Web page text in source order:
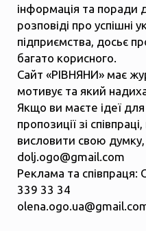
інформація та поради
розповіді про успішні
підприємства, досьє
багато корисного.
Сайт «РІВНЯНИ» має
мотивує та який
Якщо ви маєте ідеї
пропозиції зі
висловити свою думку,
dolj.ogo@gmail.com
Реклама та
339 33 34